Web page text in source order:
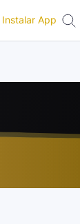
Instalar App